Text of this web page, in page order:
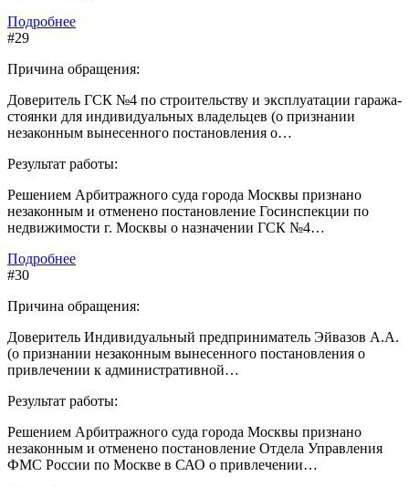
Подробнее
#29
Причина обращения:
Доверитель ГСК №4 по строительству и эксплуатации гаража-
стоянки для индивидуальных владельцев (о признании
незаконным вынесенного постановления о…
Результат работы:
Решением Арбитражного суда города Москвы признано
незаконным и отменено постановление Госинспекции по
недвижимости г. Москвы о назначении ГСК №4…
Подробнее
#30
Причина обращения:
Доверитель Индивидуальный предприниматель Эйвазов А.А.
(о признании незаконным вынесенного постановления о
привлечении к административной…
Результат работы:
Решением Арбитражного суда города Москвы признано
незаконным и отменено постановление Отдела Управления
ФМС России по Москве в САО о привлечении…